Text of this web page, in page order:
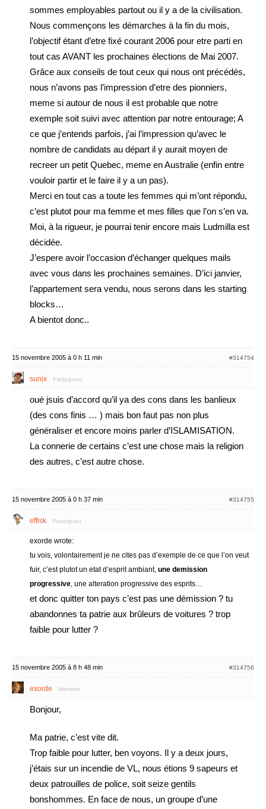
sommes employables partout ou il y a de la civilisation.
Nous commençons les démarches à la fin du mois,
l’objectif étant d’etre fixé courant 2006 pour etre parti en
tout cas AVANT les prochaines élections de Mai 2007.
Grâce aux conseils de tout ceux qui nous ont précédés,
nous n’avons pas l’impression d’etre des pionniers,
meme si autour de nous il est probable que notre
exemple soit suivi avec attention par notre entourage; A
ce que j’entends parfois, j’ai l’impression qu’avec le
nombre de candidats au départ il y aurait moyen de
recreer un petit Quebec, meme en Australie (enfin entre
vouloir partir et le faire il y a un pas).
Merci en tout cas a toute les femmes qui m’ont répondu,
c’est plutot pour ma femme et mes filles que l’on s’en va.
Moi, à la rigueur, je pourrai tenir encore mais Ludmilla est
décidée.
J’espere avoir l’occasion d’échanger quelques mails
avec vous dans les prochaines semaines. D’ici janvier,
l’appartement sera vendu, nous serons dans les starting
blocks…
A bientot donc..
15 novembre 2005 à 0 h 11 min #314754
sunix Participant
oué jsuis d’accord qu’il ya des cons dans les banlieux
(des cons finis … ) mais bon faut pas non plus
généraliser et encore moins parler d’ISLAMISATION.
La connerie de certains c’est une chose mais la religion
des autres, c’est autre chose.
15 novembre 2005 à 0 h 37 min #314755
effisk Participant
exorde wrote:
tu vois, volontairement je ne cites pas d’exemple de ce que l’on veut
fuir, c’est plutot un etat d’esprit ambiant, une demission
progressive, une alteration progressive des esprits…
et donc quitter ton pays c’est pas une démission ? tu
abandonnes ta patrie aux brûleurs de voitures ? trop
faible pour lutter ?
15 novembre 2005 à 8 h 48 min #314756
exorde Membre
Bonjour,
Ma patrie, c’est vite dit.
Trop faible pour lutter, ben voyons. Il y a deux jours,
j’étais sur un incendie de VL, nous étions 9 sapeurs et
deux patrouilles de police, soit seize gentils
bonshommes. En face de nous, un groupe d’une